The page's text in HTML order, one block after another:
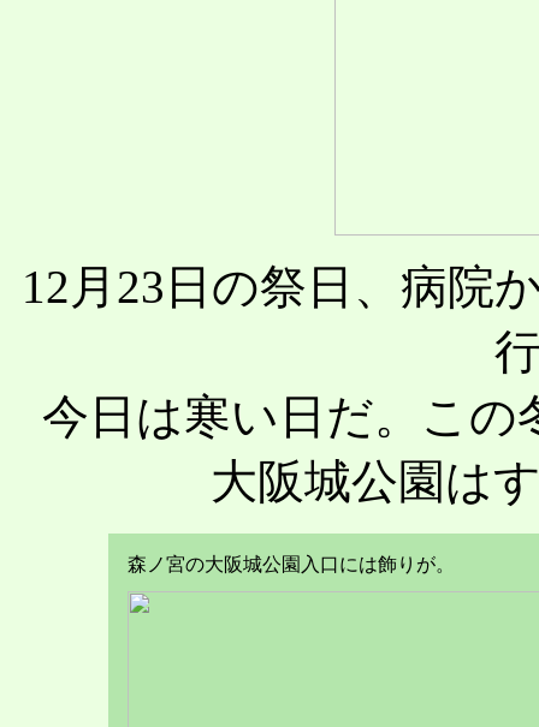
12月23日の祭日、病院
今日は寒い日だ。こ
大阪城公園は
森ノ宮の大阪城公園入口には飾りが。